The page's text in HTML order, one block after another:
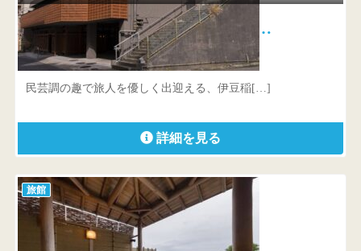
石花海 別邸 海うさぎ 絶…
静岡県 賀茂郡東伊豆町稲取1591
民芸調の趣で旅人を優しく出迎える、伊豆稲[…]
詳細を見る
旅館